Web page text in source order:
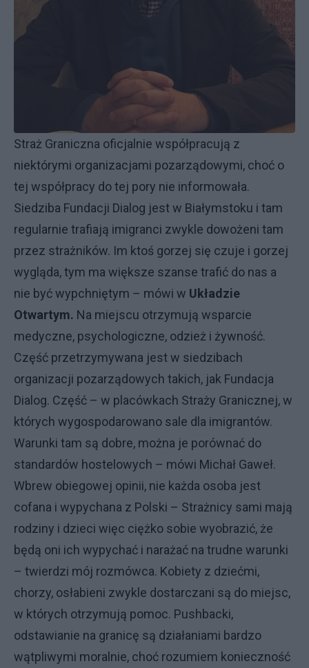
Straż Graniczna oficjalnie współpracują z
niektórymi organizacjami pozarządowymi, choć o
tej współpracy do tej pory nie informowała.
Siedziba Fundacji Dialog jest w Białymstoku i tam
regularnie trafiają imigranci zwykle dowożeni tam
przez strażników. Im ktoś gorzej się czuje i gorzej
wygląda, tym ma większe szanse trafić do nas a
nie być wypchniętym – mówi w Układzie
Otwartym. Na miejscu otrzymują wsparcie
medyczne, psychologiczne, odzież i żywność.
Część przetrzymywana jest w siedzibach
organizacji pozarządowych takich, jak Fundacja
Dialog. Część – w placówkach Straży Granicznej, w
których wygospodarowano sale dla imigrantów.
Warunki tam są dobre, można je porównać do
standardów hostelowych – mówi Michał Gaweł.
Wbrew obiegowej opinii, nie każda osoba jest
cofana i wypychana z Polski – Strażnicy sami mają
rodziny i dzieci więc ciężko sobie wyobrazić, że
będą oni ich wypychać i narażać na trudne warunki
– twierdzi mój rozmówca. Kobiety z dziećmi,
chorzy, osłabieni zwykle dostarczani są do miejsc,
w których otrzymują pomoc. Pushbacki,
odstawianie na granicę są działaniami bardzo
wątpliwymi moralnie, choć rozumiem konieczność